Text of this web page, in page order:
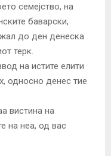
семејство, на
баварски,
до ден денеска
терк.
на истите елити
односно денес тие
вистина на
на неа, од вас